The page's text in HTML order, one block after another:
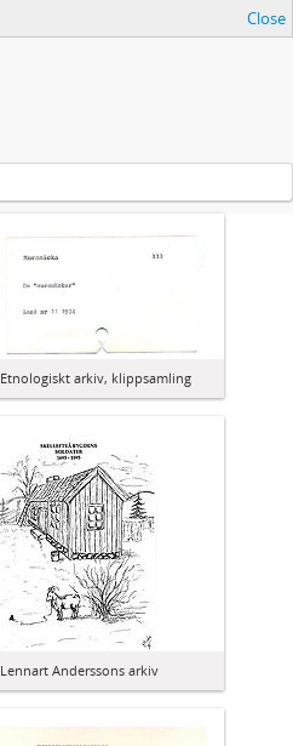
Close
Etnologiskt arkiv, klippsamling
Lennart Anderssons arkiv